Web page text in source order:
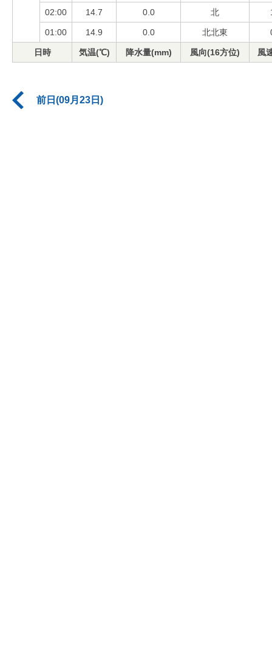
02:00 14.7 0.0 北
01:00 14.9 0.0 北北東
日時 気温(℃) 降水量(mm) 風向(16方位) 風
前日(09月23日)